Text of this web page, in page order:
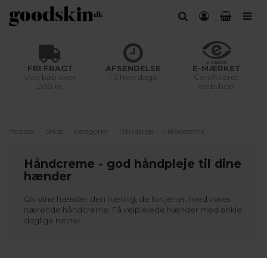
FRI FRAGT
Ved køb over
200 kr.
AFSENDELSE
1-2 hverdage
E-MÆRKET
Certificeret
webshop
Forside Shop Kategorier Håndpleje Håndcreme
Håndcreme - god håndpleje til dine
hænder
Giv dine hænder den næring, de fortjener, med vores
nærende håndcreme. Få velplejede hænder med enkle
daglige rutiner.